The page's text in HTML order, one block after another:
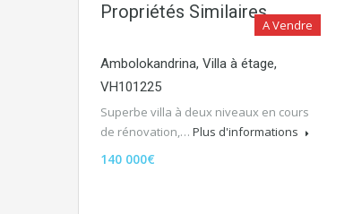
Propriétés Similaires
A Vendre
Ambolokandrina, Villa à étage,
VH101225
Superbe villa à deux niveaux en cours
de rénovation,… Plus d'informations
140 000€